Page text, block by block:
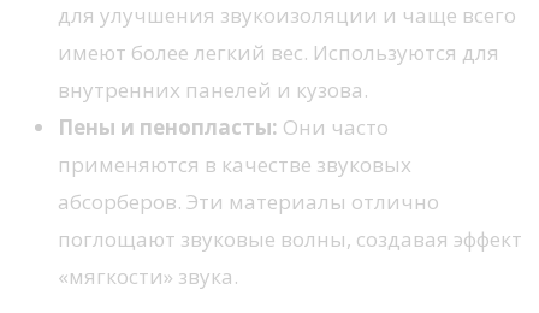
для улучшения звукоизоляции и чаще всего
имеют более легкий вес. Используются для
внутренних панелей и кузова.
Пены и пенопласты: Они часто
применяются в качестве звуковых
абсорберов. Эти материалы отлично
поглощают звуковые волны, создавая эффект
«мягкости» звука.